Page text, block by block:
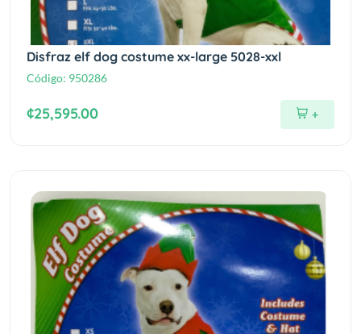
Disfraz elf dog costume xx-large 5028-xxl
Código: 950286
¢25,595.00 +